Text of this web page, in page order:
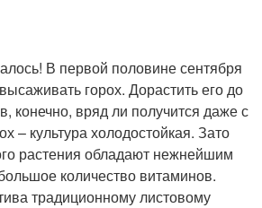
В первой половине сентября
горох. Дорастить его до
конечно, вряд ли получится даже с
– культура холодостойкая. Зато
растения обладают нежнейшим
количество витаминов.
традиционному листовому